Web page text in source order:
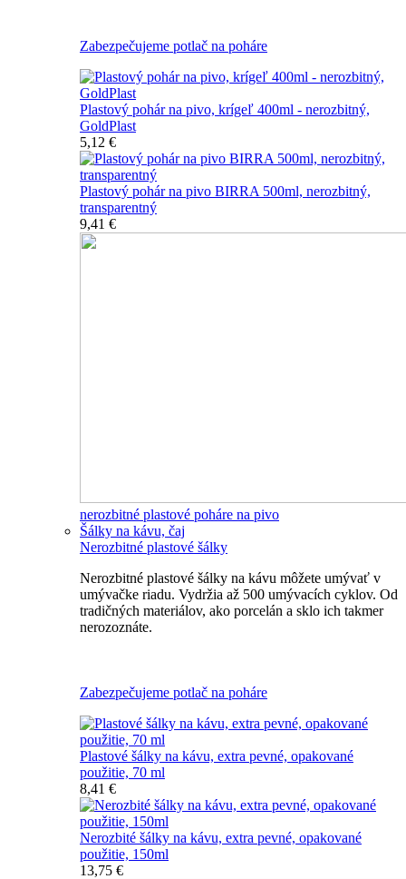
Zabezpečujeme potlač na poháre
Plastový pohár na pivo, krígeľ 400ml - nerozbitný,
GoldPlast
5,12 €
Plastový pohár na pivo BIRRA 500ml, nerozbitný,
transparentný
9,41 €
nerozbitné plastové poháre na pivo
Šálky na kávu, čaj
Nerozbitné plastové šálky
Nerozbitné plastové šálky na kávu môžete umývať v
umývačke riadu. Vydržia až 500 umývacích cyklov. Od
tradičných materiálov, ako porcelán a sklo ich takmer
nerozoznáte.
Zabezpečujeme potlač na poháre
Plastové šálky na kávu, extra pevné, opakované
použitie, 70 ml
8,41 €
Nerozbité šálky na kávu, extra pevné, opakované
použitie, 150ml
13,75 €